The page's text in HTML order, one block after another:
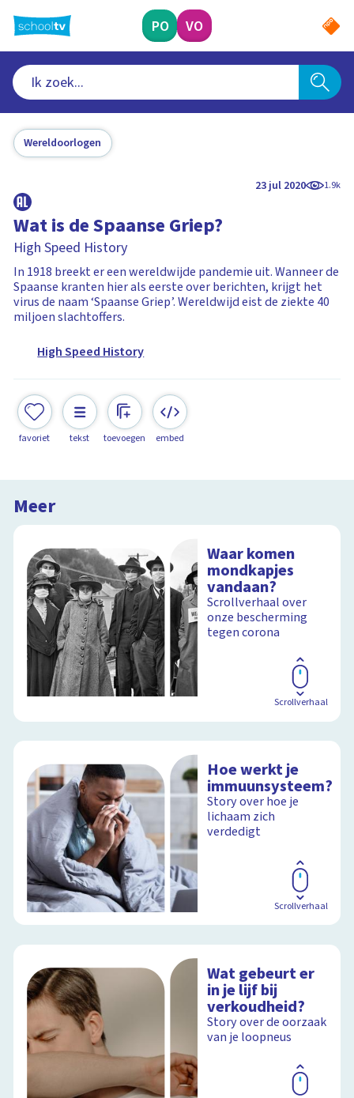
naar
hoofdinhoud
PO VO
Wereldoorlogen
23 jul 2020 1.9k
Wat is de Spaanse Griep?
High Speed History
In 1918 breekt er een wereldwijde pandemie uit. Wanneer de
Spaanse kranten hier als eerste over berichten, krijgt het
virus de naam ‘Spaanse Griep’. Wereldwijd eist de ziekte 40
miljoen slachtoffers.
High Speed History
favoriet tekst toevoegen embed
Meer
Waar komen
mondkapjes
vandaan?
Scrollverhaal over
onze bescherming
tegen corona
Scrollverhaal
Hoe werkt je
immuunsysteem?
Story over hoe je
lichaam zich
verdedigt
Scrollverhaal
Wat gebeurt er
in je lijf bij
verkoudheid?
Story over de oorzaak
van je loopneus